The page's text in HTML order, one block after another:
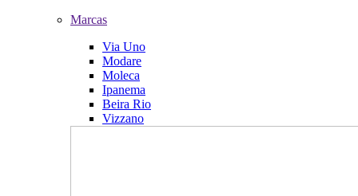
Marcas
Via Uno
Modare
Moleca
Ipanema
Beira Rio
Vizzano